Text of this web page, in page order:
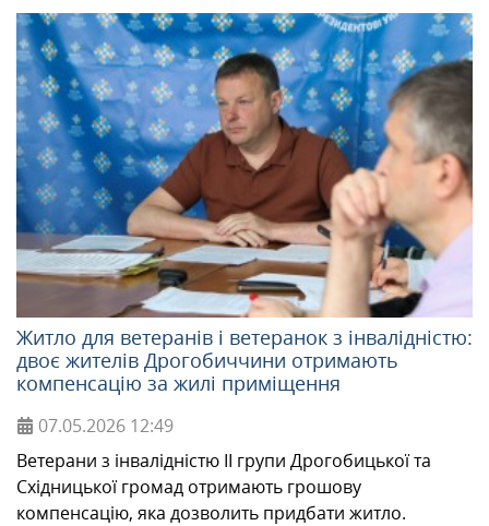
Житло для ветеранів і ветеранок з інвалідністю:
двоє жителів Дрогобиччини отримають
компенсацію за жилі приміщення
07.05.2026 12:49
Ветерани з інвалідністю ІІ групи Дрогобицької та
Східницької громад отримають грошову
компенсацію, яка дозволить придбати житло.